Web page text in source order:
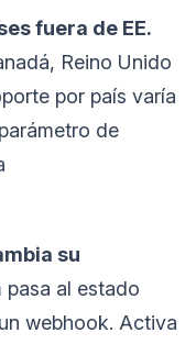
fuera de EE.
Reino Unido
por país varía
de
su
pasa al estado
webhook. Activa